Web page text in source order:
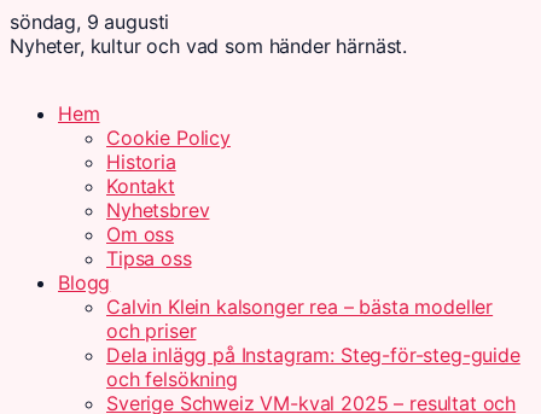
söndag, 9 augusti
Nyheter, kultur och vad som händer härnäst.
Hem
Cookie Policy
Historia
Kontakt
Nyhetsbrev
Om oss
Tipsa oss
Blogg
Calvin Klein kalsonger rea – bästa modeller
och priser
Dela inlägg på Instagram: Steg-för-steg-guide
och felsökning
Sverige Schweiz VM-kval 2025 – resultat och